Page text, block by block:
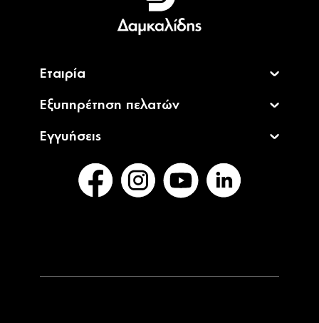
English
Εταιρία
Εξυπηρέτηση πελατών
Εγγυήσεις